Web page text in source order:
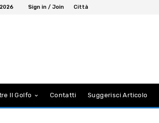
Sign in / Join Città
Il Golfo Contatti Suggerisci Articolo